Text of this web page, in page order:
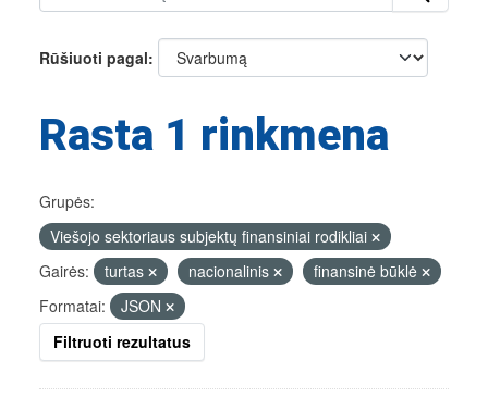
Rūšiuoti pagal
Rasta 1 rinkmena
Grupės:
Viešojo sektoriaus subjektų finansiniai rodikliai
Gairės:
turtas nacionalinis
finansinė būklė
Formatai:
JSON
Filtruoti rezultatus